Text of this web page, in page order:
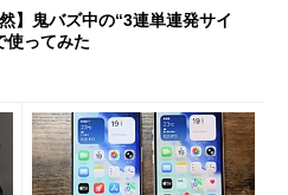
然】鬼バズ中の“3連単連発サイ
使ってみた